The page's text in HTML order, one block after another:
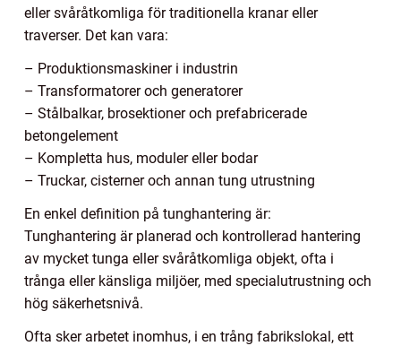
eller svåråtkomliga för traditionella kranar eller
traverser. Det kan vara:
– Produktionsmaskiner i industrin
– Transformatorer och generatorer
– Stålbalkar, brosektioner och prefabricerade
betongelement
– Kompletta hus, moduler eller bodar
– Truckar, cisterner och annan tung utrustning
En enkel definition på tunghantering är:
Tunghantering är planerad och kontrollerad hantering
av mycket tunga eller svåråtkomliga objekt, ofta i
trånga eller känsliga miljöer, med specialutrustning och
hög säkerhetsnivå.
Ofta sker arbetet inomhus, i en trång fabrikslokal, ett